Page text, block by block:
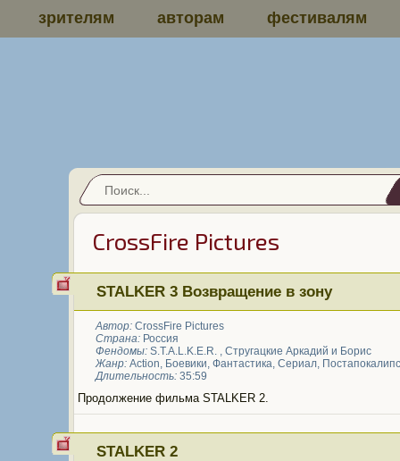
зрителям авторам фестивалям
CrossFire Pictures
STALKER 3 Возвращение в зону
Автор: CrossFire Pictures
Страна: Россия
Фендомы: S.T.A.L.K.E.R. , Стругацкие Аркадий и Борис
Жанр: Action, Боевики, Фантастика, Сериал,
Длительность: 35:59
Продолжение фильма STALKER 2.
STALKER 2